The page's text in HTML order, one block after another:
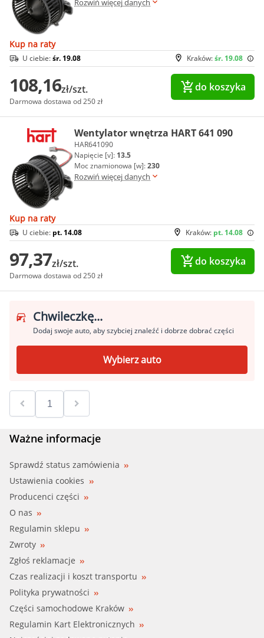
Rozwiń więcej danych
Kup na raty
Kraków:śr. 19.08
U ciebie:śr. 19.08
108,16zł/szt.
Darmowa dostawa od 250 zł
do koszyka
Wentylator wnętrza HART 641 090
HAR641090
Napięcie [v]: 13.5
Moc znamionowa [w]:230
Rozwiń więcej danych
Kup na raty
Kraków: pt. 14.08
U ciebie: pt. 14.08
97,37zł/szt.
Darmowa dostawa od 250 zł
do koszyka
Chwileczkę...
Dodaj swoje auto, aby szybciej znaleźć i dobrze dobrać części
Wybierz auto
Ważne informacje
Sprawdź status zamówienia
Ustawienia cookies
Producenci części
O nas
Regulamin sklepu
Zwroty
Zgłoś reklamacje
Czas realizacji i koszt transportu
Polityka prywatności
Części samochodowe Kraków
Regulamin Kart Elektronicznych